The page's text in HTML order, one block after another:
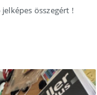
összegért !